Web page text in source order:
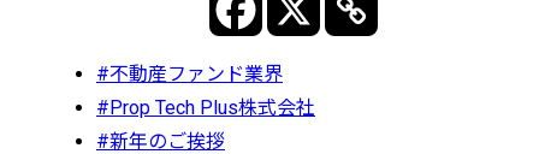
#不動産ファンド業界
#Prop Tech Plus株式会社
#新年のご挨拶